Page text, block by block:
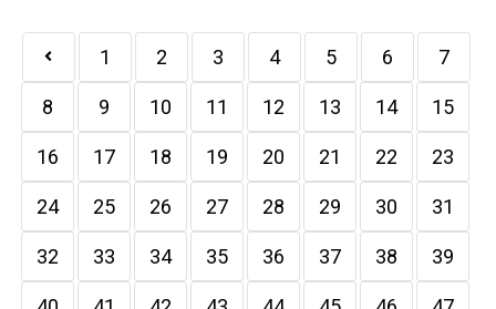
1 2 3 4 5 6 7
8 9 10 11 12 13 14 15
16 17 18 19 20 21 22 23
24 25 26 27 28 29 30 31
32 33 34 35 36 37 38 39